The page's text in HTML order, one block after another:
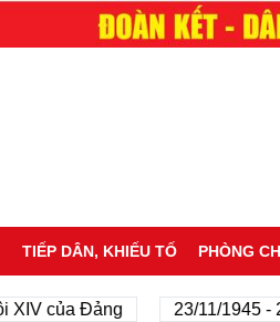
TIẾP DÂN, KHIẾU TỐ PHÒNG
của Đảng 23/11/1945 - 23/